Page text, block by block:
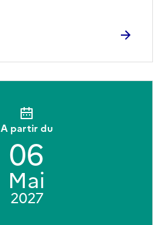
A partir du
06
Mai
2027